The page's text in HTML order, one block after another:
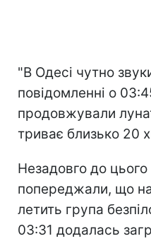
"В Одесі чутно
повідомленні о
продовжували
триває близько 20
Незадовго до
попереджали, що
летить група
03:31 додалась